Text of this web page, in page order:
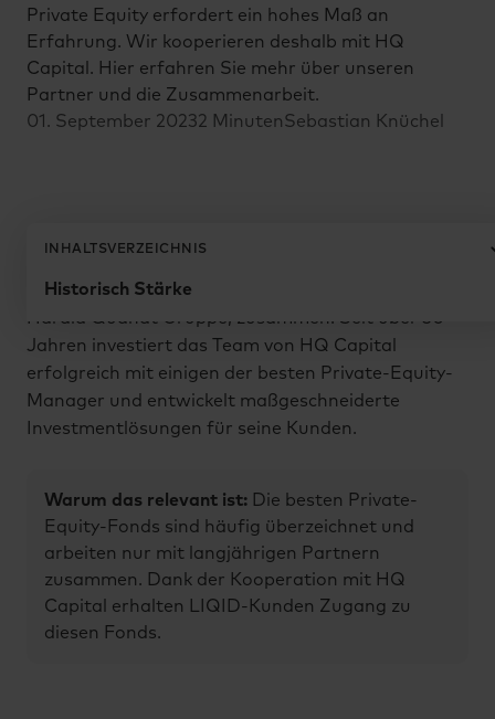
Private Equity erfordert ein hohes Maß an
Erfahrung. Wir kooperieren deshalb mit HQ
Capital. Hier erfahren Sie mehr über unseren
Partner und die Zusammenarbeit.
01. September 20232 MinutenSebastian Knüchel
INHALTSVERZEICHNIS
Historisch Stärke
HQ Capital, dem Private-Equity-Spezialisten der
Harald Quandt Gruppe, zusammen. Seit über 30
Jahren investiert das Team von HQ Capital
erfolgreich mit einigen der besten Private-Equity-
Manager und entwickelt maßgeschneiderte
Investmentlösungen für seine Kunden.
Warum das relevant ist: Die besten Private-
Equity-Fonds sind häufig überzeichnet und
arbeiten nur mit langjährigen Partnern
zusammen. Dank der Kooperation mit HQ
Capital erhalten LIQID-Kunden Zugang zu
diesen Fonds.